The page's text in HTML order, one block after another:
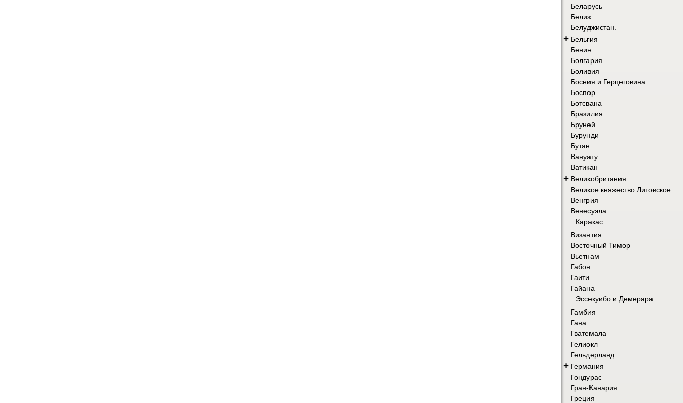
Беларусь
Белиз
Белуджистан.
+ Бельгия
Бенин
Болгария
Боливия
Босния и Герцеговина
Боспор
Ботсвана
Бразилия
Бруней
Бурунди
Бутан
Вануату
Ватикан
+ Великобритания
Великое княжество Литовское
Венгрия
Венесуэла
Каракас
Византия
Восточный Тимор
Вьетнам
Габон
Гаити
Гайана
Эссекуибо и Демерара
Гамбия
Гана
Гватемала
Гелиокл
Гельдерланд
+ Германия
Гондурас
Гран-Канария.
Греция